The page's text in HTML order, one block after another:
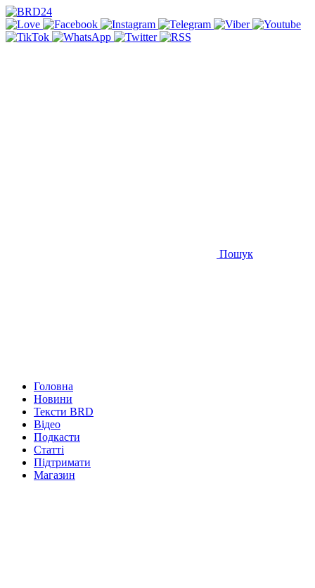
Пошук
Головна
Новини
Тексти BRD
Відео
Подкасти
Статті
Підтримати
Магазин